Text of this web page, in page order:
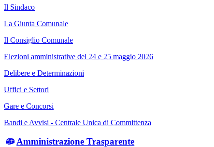
Il Sindaco
La Giunta Comunale
Il Consiglio Comunale
Elezioni amministrative del 24 e 25 maggio 2026
Delibere e Determinazioni
Uffici e Settori
Gare e Concorsi
Bandi e Avvisi - Centrale Unica di Committenza
Amministrazione Trasparente